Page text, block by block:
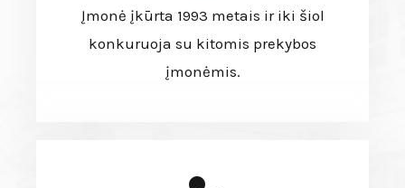
Įmonė įkūrta 1993 metais ir iki šiol
konkuruoja su kitomis prekybos
įmonėmis.